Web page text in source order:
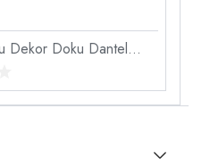
Dekor Doku Dantel